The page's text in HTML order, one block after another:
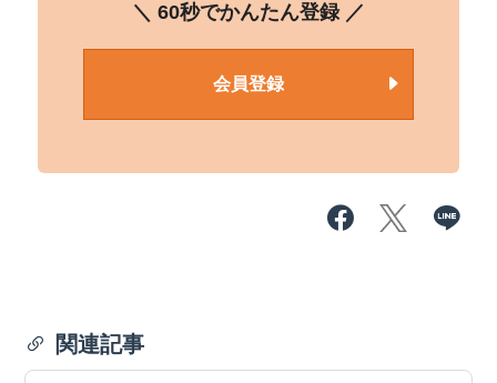
＼ 60秒でかんたん登録 ／
会員登録
関連記事